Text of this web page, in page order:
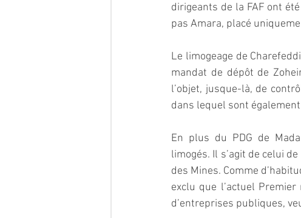
dirigeants de la FAF ont
pas Amara, placé
Le limogeage de
mandat de dépôt de
l’objet, jusque-là, de
dans lequel sont
En plus du PDG de
limogés. Il s’agit de celui
des Mines. Comme
exclu que l’actuel
d’entreprises publiques,